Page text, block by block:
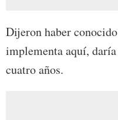
Dijeron haber
implementa aquí,
cuatro años.